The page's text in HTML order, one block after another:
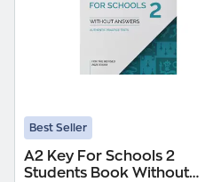
Best Seller
A2 Key For Schools 2
Students Book Without